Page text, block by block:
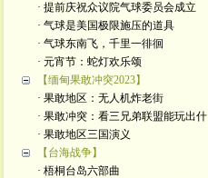
· 提前庆祝众议院气球委员会成立
· 气球是美国极限施压的道具
· 气球东南飞，千里一徘徊
· 元宵节：蛇灯欢乐颂
【缅甸果敢冲突2023】
· 果敢地区：无人机炸老街
· 果敢冲突：看三兄弟联盟能玩出什
· 果敢地区三国演义
【台海战争】
· 梧桐台岛六部曲